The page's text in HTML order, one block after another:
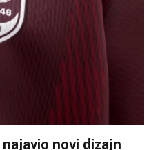
novi dizajn